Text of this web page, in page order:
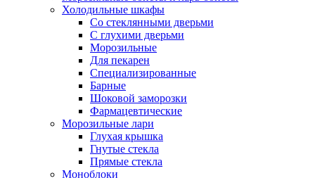
Холодильные шкафы
Со стеклянными дверьми
С глухими дверьми
Морозильные
Для пекарен
Специализированные
Барные
Шоковой заморозки
Фармацевтические
Морозильные лари
Глухая крышка
Гнутые стекла
Прямые стекла
Моноблоки